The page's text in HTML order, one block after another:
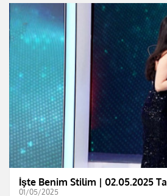
İşte Benim Stilim | 02.05.2025
01/05/2025